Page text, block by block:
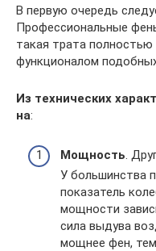
В первую очередь
Профессиональные
такая трата
функционалом
Из технических
на:
Мощность.
У большинства
показатель
мощности
сила выдува
мощнее фен,